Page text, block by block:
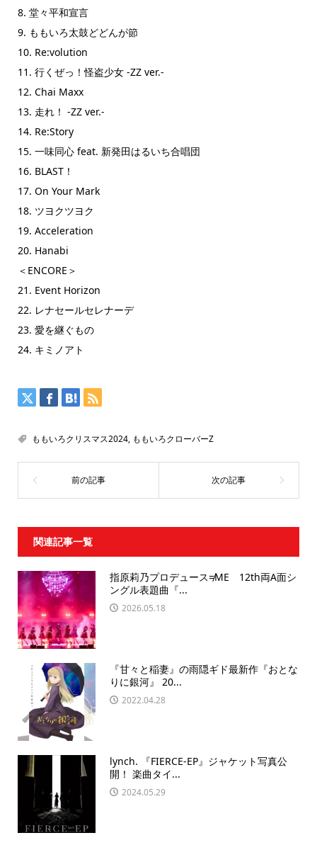
8. 堂々平和宣言
9. ももいろ太鼓どどんが節
10. Re:volution
11. 行くぜっ！怪盗少女 -ZZ ver.-
12. Chai Maxx
13. 走れ！ -ZZ ver.-
14. Re:Story
15. 一味同心 feat. 新発田はるいち合唱団
16. BLAST！
17. On Your Mark
18. ツヨクツヨク
19. Acceleration
20. Hanabi
＜ENCORE＞
21. Event Horizon
22. レナセールセレナーデ
23. 愛を継ぐもの
24. キミノアト
ももいろクリスマス2024, ももいろクローバーZ
関連記事一覧
指原莉乃プロデュース≠ME 12th両A面シ
ングル表題曲『...
2026.05.18
『甘々と稲妻』の雨隠ギド最新作『おとな
りに銀河』 20...
2022.04.28
lynch. 『FIERCE-EP』ジャケット写真公
開！ 楽曲タイ...
2024.05.29